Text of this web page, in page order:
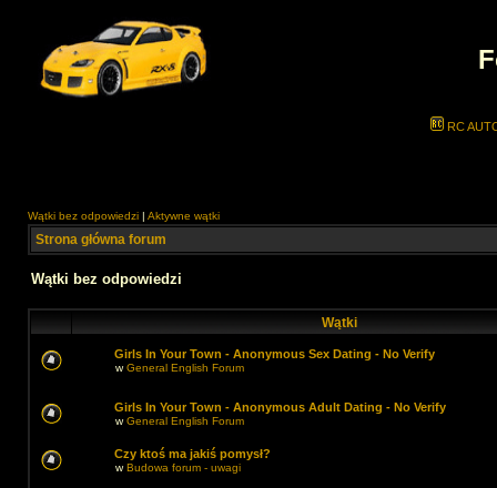
RC
Wątki bez odpowiedzi | Aktywne wątki
Strona główna forum
Wątki bez odpowiedzi
Wątki
Girls In Your Town - Anonymous Sex Dating - No Verify
wGeneral English Forum
Girls In Your Town - Anonymous Adult Dating - No Verify
wGeneral English Forum
Czy ktoś ma jakiś pomysł?
wBudowa forum - uwagi